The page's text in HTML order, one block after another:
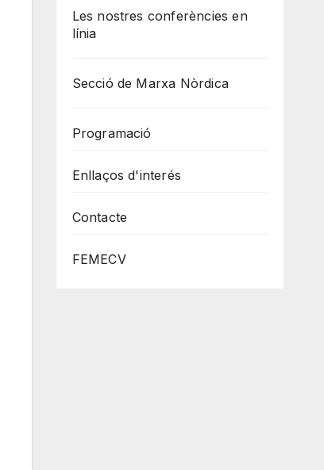
Les nostres conferències en
línia
Secció de Marxa Nòrdica
Programació
Enllaços d'interés
Contacte
FEMECV